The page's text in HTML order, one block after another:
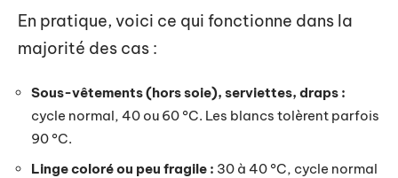
En pratique, voici ce qui fonctionne dans la
majorité des cas :
Sous-vêtements (hors soie), serviettes, draps :
cycle normal, 40 ou 60 °C. Les blancs tolèrent parfois
90 °C.
Linge coloré ou peu fragile : 30 à 40 °C, cycle normal